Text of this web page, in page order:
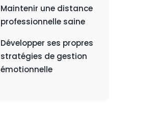
Maintenir une distance
professionnelle saine
Développer ses propres
stratégies de gestion
émotionnelle